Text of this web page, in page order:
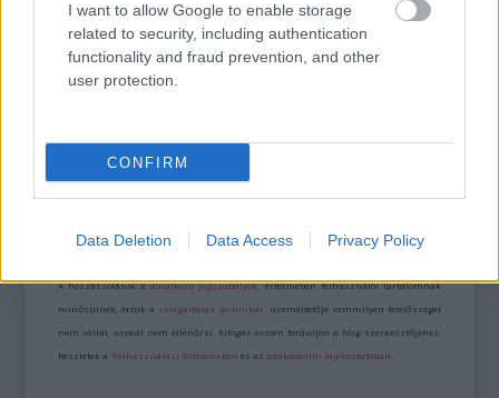
I want to allow Google to enable storage
related to security, including authentication
functionality and fraud prevention, and other
user protection.
CONFIRM
Data Deletion Data Access Privacy Policy
https://kulturpart.hu/api/trackback/id/7916982
A hozzászólások avonatkozó jogszabályokértelmében felhasználói tartalomnak
minősülnek, értük a szolgáltatás technikai üzemeltetője semmilyen felelősséget
nem vállal, azokat nem ellenőrzi. Kifogás esetén forduljon a blog szerkesztőjéhez.
Részletek a Felhasználási feltételekben és azadatvédelmi tájékoztatóban